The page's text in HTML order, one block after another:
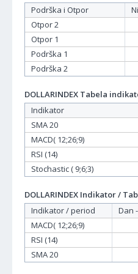
Podrška i Otpor
Otpor 2
Otpor 1
Podrška 1
Podrška 2
DOLLARINDEX Tabela
Indikator
SMA 20
MACD( 12;26;9)
RSI (14)
Stochastic ( 9;6;3)
DOLLARINDEX Indikator /
Indikator / period
Dan -
MACD( 12;26;9)
RSI (14)
SMA 20